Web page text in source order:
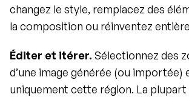
changez le style, remplacez des
la composition ou réinventez
Éditer et itérer. Sélectionnez des
d’une image générée (ou importée)
uniquement cette région. La plupart